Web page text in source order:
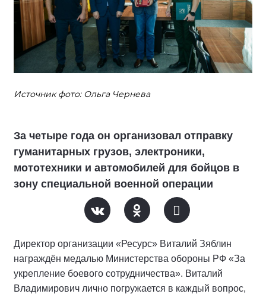
Источник фото: Ольга Чернева
За четыре года он организовал отправку
гуманитарных грузов, электроники,
мототехники и автомобилей для бойцов в
зону специальной военной операции
Директор организации «Ресурс» Виталий Зяблин
награждён медалью Министерства обороны РФ «За
укрепление боевого сотрудничества». Виталий
Владимирович лично погружается в каждый вопрос,